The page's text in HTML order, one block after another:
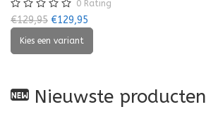
0 Rating
€129,95 €129,95
Nieuwste producten